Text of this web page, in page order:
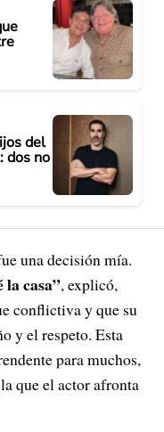
del
dos no
una decisión mía.
la casa”, explicó,
conflictiva y que su
y el respeto. Esta
para muchos,
que el actor afronta